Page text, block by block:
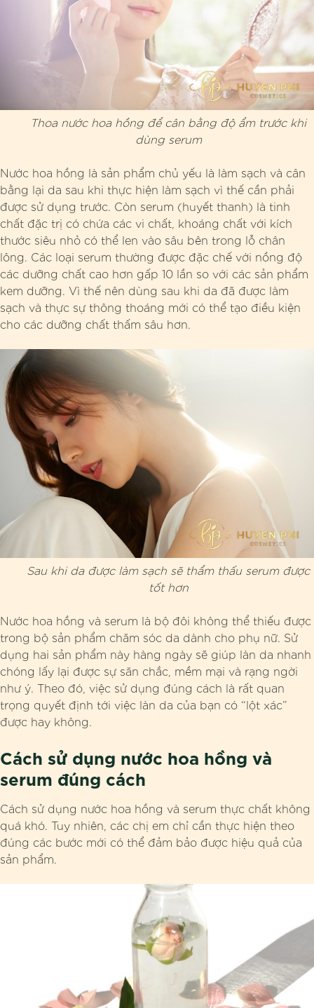
Thoa nước hoa hồng để cân bằng độ ẩm trước khi
dùng serum
Nước hoa hồng là sản phẩm chủ yếu là làm sạch và cân
bằng lại da sau khi thực hiện làm sạch vì thế cần phải
được sử dụng trước. Còn serum (huyết thanh) là tinh
chất đặc trị có chứa các vi chất, khoáng chất với kích
thước siêu nhỏ có thể len vào sâu bên trong lỗ chân
lông. Các loại serum thường được đặc chế với nồng độ
các dưỡng chất cao hơn gấp 10 lần so với các sản phẩm
kem dưỡng. Vì thế nên dùng sau khi da đã được làm
sạch và thực sự thông thoáng mới có thể tạo điều kiện
cho các dưỡng chất thấm sâu hơn.
Sau khi da được làm sạch sẽ thẩm thấu serum được
tốt hơn
Nước hoa hồng và serum là bộ đôi không thể thiếu được
trong bộ sản phẩm chăm sóc da dành cho phụ nữ. Sử
dụng hai sản phẩm này hàng ngày sẽ giúp làn da nhanh
chóng lấy lại được sự săn chắc, mềm mại và rạng ngời
như ý. Theo đó, việc sử dụng đúng cách là rất quan
trọng quyết định tới việc làn da của bạn có “lột xác”
được hay không.
Cách sử dụng nước hoa hồng và
serum đúng cách
Cách sử dụng nước hoa hồng và serum thực chất không
quá khó. Tuy nhiên, các chị em chỉ cần thực hiện theo
đúng các bước mới có thể đảm bảo được hiệu quả của
sản phẩm.